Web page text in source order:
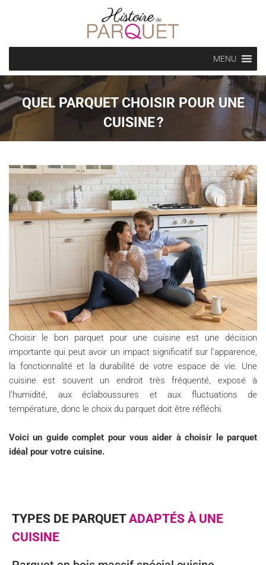
MENU
QUEL PARQUET CHOISIR POUR UNE
CUISINE ?
Choisir le bon parquet pour une cuisine est une décision
importante qui peut avoir un impact significatif sur l'apparence,
la fonctionnalité et la durabilité de votre espace de vie. Une
cuisine est souvent un endroit très fréquenté, exposé à
l'humidité, aux éclaboussures et aux fluctuations de
température, donc le choix du parquet doit être réfléchi.
Voici un guide complet pour vous aider à choisir le parquet
idéal pour votre cuisine.
TYPES DE PARQUETADAPTÉS À UNE
CUISINE